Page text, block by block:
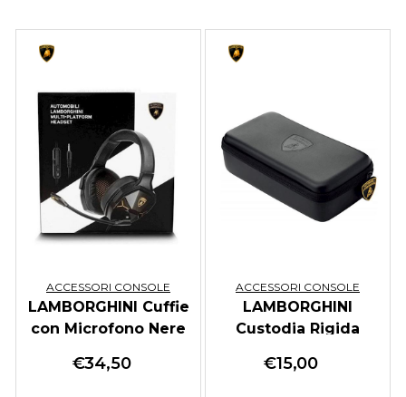
ACCESSORI CONSOLE
LAMBORGHINI Cuffie
con Microfono Nere
€34,50
ACCESSORI CONSOLE
LAMBORGHINI
Custodia Rigida
€15,00